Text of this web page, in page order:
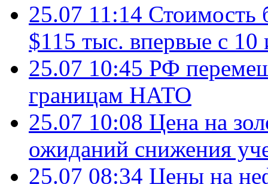
25.07 11:14 Стоимость
$115 тыс. впервые с 10
25.07 10:45 РФ
границам НАТО
25.07 10:08 Цена на
ожиданий снижения
25.07 08:34 Цены на